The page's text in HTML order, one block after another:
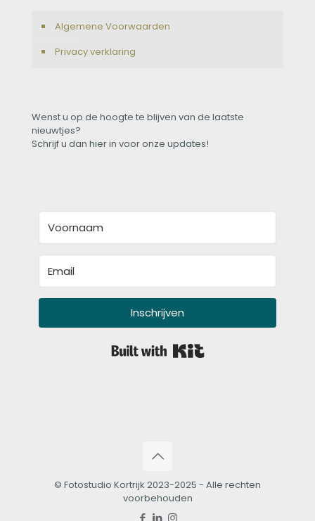
Algemene Voorwaarden
Privacy verklaring
Wenst u op de hoogte te blijven van de laatste
nieuwtjes?
Schrijf u dan hier in voor onze updates!
Inschrijven
© Fotostudio Kortrijk 2023-2025 - Alle rechten
voorbehouden